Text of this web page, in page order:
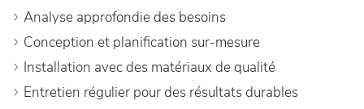
Analyse approfondie des besoins
Conception et planification sur-mesure
Installation avec des matériaux de qualité
Entretien régulier pour des résultats durables